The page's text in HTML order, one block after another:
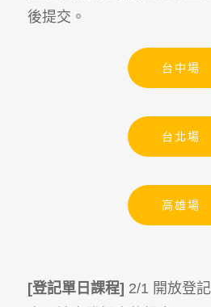
後提交。
台中場
台北場
高雄場
[登記單日課程] 2/1 開放登